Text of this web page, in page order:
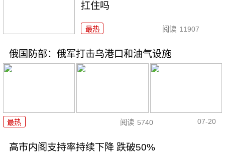
扛住吗
最热 阅读 11907
俄国防部：俄军打击乌港口和油气设施
最热 阅读 5740 07-20
高市内阁支持率持续下降 跌破50%